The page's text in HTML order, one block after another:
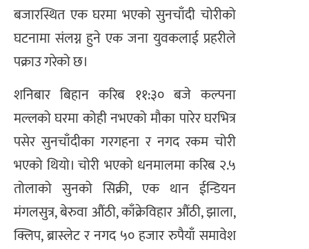
बजारस्थित एक घरमा भएको सुनचाँदी चोरीको
घटनामा संलग्न हुने एक जना युवकलाई प्रहरीले
पक्राउ गरेको छ।
शनिबार बिहान करिब ११:३० बजे कल्पना
मल्लको घरमा कोही नभएको मौका पारेर घरभित्र
पसेर सुनचाँदीका गरगहना र नगद रकम चोरी
भएको थियो। चोरी भएको धनमालमा करिब २.५
तोलाको सुनको सिक्री, एक थान ईन्डियन
मंगलसुत्र, बेरुवा औंठी, काँक्रेविहार औंठी, झाला,
क्लिप, ब्रास्लेट र नगद ५० हजार रुपैयाँ समावेश